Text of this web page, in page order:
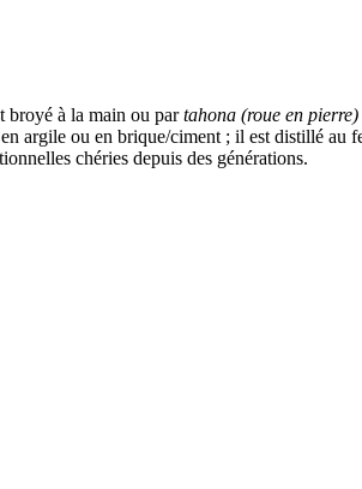
broyé à la main ou partahona (roue en pierre)
argile ou en brique/ciment ; il est distillé
chéries depuis des générations.